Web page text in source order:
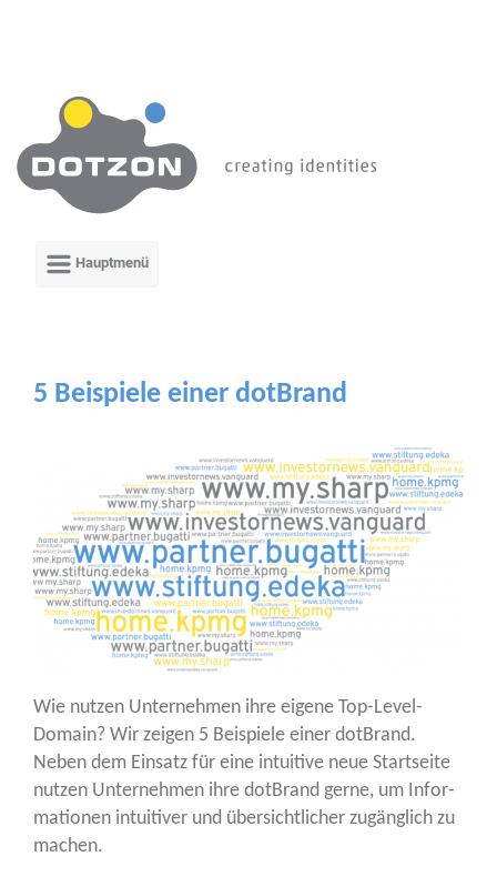
5 Beispiele einer dotBrand
Wie nut­zen Unter­neh­men ihre eige­ne Top-Level-
Domain? Wir zei­gen 5 Bei­spie­le einer dot­Brand.
Neben dem Ein­satz für eine intui­ti­ve neue Start­sei­te
nut­zen Unter­neh­men ihre dot­Brand ger­ne, um Infor­
ma­tio­nen intui­ti­ver und über­sicht­li­cher zugäng­lich zu
machen.